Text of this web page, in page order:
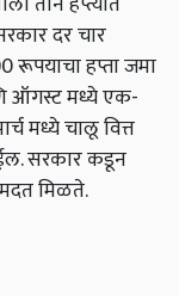
दर चार
रूपयाचा हप्ता जमा
ऑगस्ट मध्ये एक-
मध्ये चालू वित्त
सरकार कडून
मिळते.